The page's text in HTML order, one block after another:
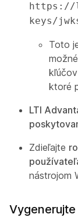
https://
keys/
Toto
ktoré
LTI
Zdieľajte
nástrojom